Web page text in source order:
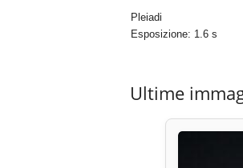
Pleiadi
Esposizione: 1.6 s
Ultime